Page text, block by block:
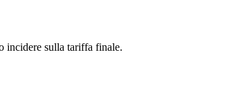
incidere sulla tariffa finale.